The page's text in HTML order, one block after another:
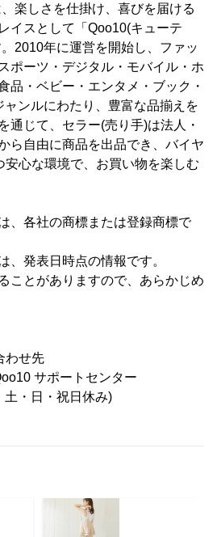
楽しさを仕掛け、喜びを届ける
イスとして「Qoo10(キューテ
2010年に運営を開始し、ファッ
ポーツ・デジタル・モバイル・ホ
品・ベビー・エンタメ・ブック・
ンルにわたり、豊富な品揃えを
通じて、セラー(売り手)は法人・
ら自由に商品を出品でき、バイヤ
安心な環境で、お買い物を楽しむ
、各社の商標または登録商標で
発表日時点の情報です。
ことがありますので、あらかじめ
わせ先
サポートセンター
土・日・祝日休み)